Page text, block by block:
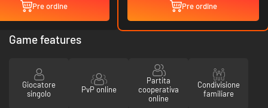
Pre ordine Pre ordine
Game features
Giocatore
singolo
PvP online
Partita
cooperativa
online
Condivisione
familiare